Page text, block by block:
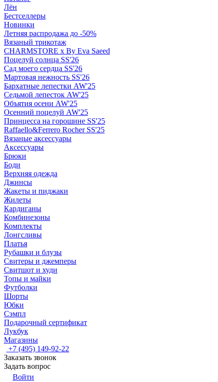
Лён
Бестселлеры
Новинки
Летняя распродажа до -50%
Вязаный трикотаж
CHARMSTORE х By Eva Saeed
Поцелуй солнца SS'26
Сад моего сердца SS'26
Мартовая нежность SS'26
Бархатные лепестки AW'25
Седьмой лепесток AW'25
Объятия осени AW'25
Осенний поцелуй AW'25
Принцесса на горошине SS'25
Raffaello&Ferrero Rocher SS'25
Вязаные аксессуары
Аксессуары
Брюки
Боди
Верхняя одежда
Джинсы
Жакеты и пиджаки
Жилеты
Кардиганы
Комбинезоны
Комплекты
Лонгсливы
Платья
Рубашки и блузы
Свитеры и джемперы
Свитшот и худи
Топы и майки
Футболки
Шорты
Юбки
Сэмпл
Подарочный сертификат
Лукбук
Магазины
+7 (495) 149-92-22
Заказать звонок
Задать вопрос
Войти